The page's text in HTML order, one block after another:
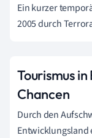
Ein kurzer
2005 durch
Tourismus
Chancen
Durch den
Entwicklungsland